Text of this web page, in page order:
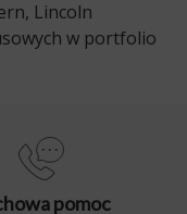
Lincoln
w portfolio
pomoc